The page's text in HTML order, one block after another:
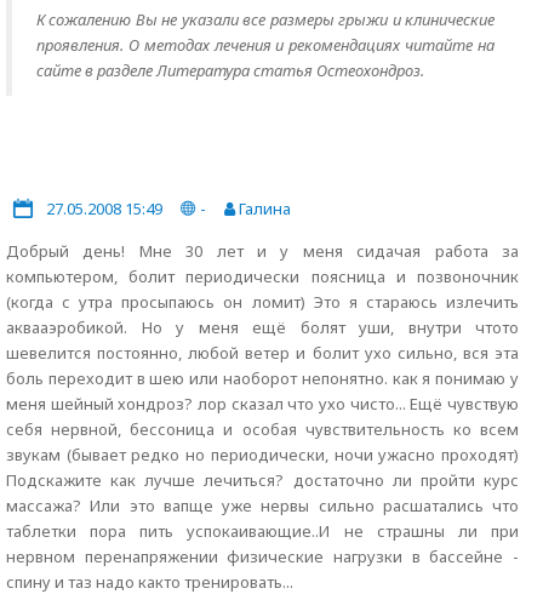
К сожалению Вы не указали все размеры грыжи и клинические
проявления. О методах лечения и рекомендациях читайте на
сайте в разделе Литература статья Остеохондроз.
27.05.2008 15:49 -
Галина
Добрый день! Мне 30 лет и у меня сидачая работа за
компьютером, болит периодически поясница и позвоночник
(когда с утра просыпаюсь он ломит) Это я стараюсь излечить
аквааэробикой. Но у меня ещё болят уши, внутри чтото
шевелится постоянно, любой ветер и болит ухо сильно, вся эта
боль переходит в шею или наоборот непонятно. как я понимаю у
меня шейный хондроз? лор сказал что ухо чисто... Ещё чувствую
себя нервной, бессоница и особая чувствительность ко всем
звукам (бывает редко но периодически, ночи ужасно проходят)
Подскажите как лучше лечиться? достаточно ли пройти курс
массажа? Или это вапще уже нервы сильно расшатались что
таблетки пора пить успокаивающие..И не страшны ли при
нервном перенапряжении физические нагрузки в бассейне -
спину и таз надо както тренировать...